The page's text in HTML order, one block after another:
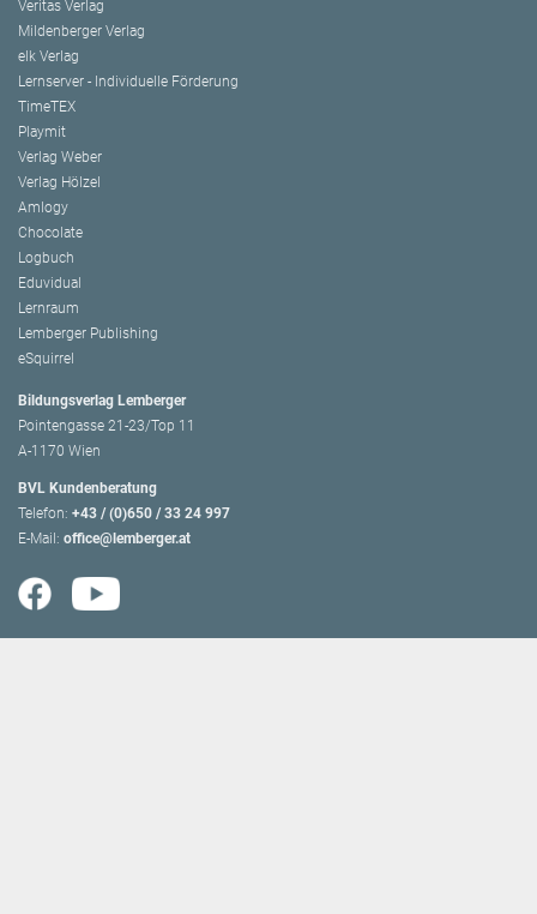
Veritas Verlag
Mildenberger Verlag
elk Verlag
Lernserver - Individuelle Förderung
TimeTEX
Playmit
Verlag Weber
Verlag Hölzel
Amlogy
Chocolate
Logbuch
Eduvidual
Lernraum
Lemberger Publishing
eSquirrel
Bildungsverlag Lemberger
Pointengasse 21-23/Top 11
A-1170 Wien
BVL Kundenberatung
Telefon: +43 / (0)650 / 33 24 997
E-Mail: office@lemberger.at